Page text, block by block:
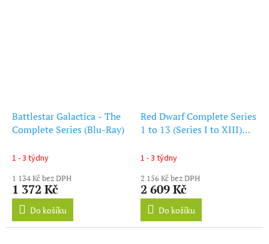
Battlestar Galactica - The
Complete Series (Blu-Ray)
1 - 3 týdny
1 134 Kč bez DPH
1 372 Kč
Do košíku
Red Dwarf Complete Series
1 to 13 (Series I to XIII)
1 - 3 týdny
2 156 Kč bez DPH
2 609 Kč
Do košíku